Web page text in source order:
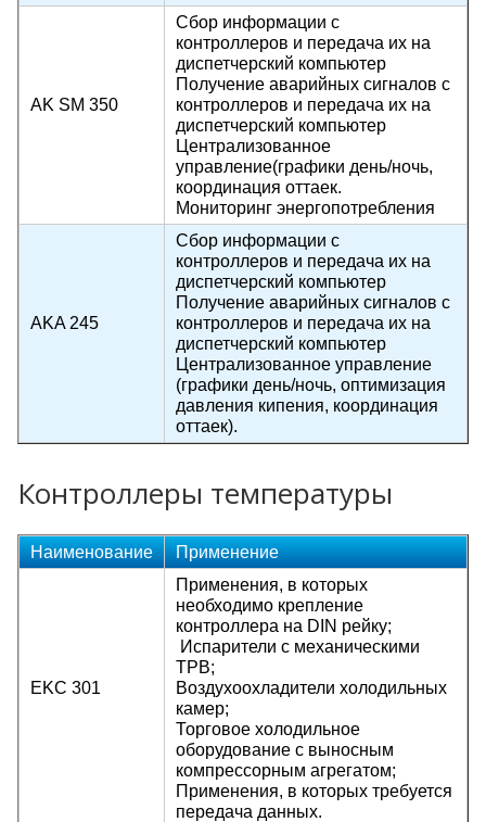
AK SM 350
Сбор информации с
контроллеров и передача их на
диспетчерский компьютер
Получение аварийных сигналов с
контроллеров и передача их на
диспетчерский компьютер
Централизованное
управление(графики день/ночь,
координация оттаек.
Мониторинг энергопотребления
AKA 245
Сбор информации с
контроллеров и передача их на
диспетчерский компьютер
Получение аварийных сигналов с
контроллеров и передача их на
диспетчерский компьютер
Централизованное управление
(графики день/ночь, оптимизация
давления кипения, координация
оттаек).
Контроллеры температуры
Наименование Применение
EKC 301
Применения, в которых
необходимо крепление
контроллера на DIN рейку;
Испарители с механическими
ТРВ;
Воздухоохладители холодильных
камер;
Торговое холодильное
оборудование с выносным
компрессорным агрегатом;
Применения, в которых требуется
передача данных.